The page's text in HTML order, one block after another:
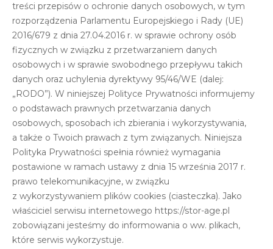
treści przepisów o ochronie danych osobowych, w tym
rozporządzenia Parlamentu Europejskiego i Rady (UE)
2016/679 z dnia 27.04.2016 r. w sprawie ochrony osób
fizycznych w związku z przetwarzaniem danych
osobowych i w sprawie swobodnego przepływu takich
danych oraz uchylenia dyrektywy 95/46/WE (dalej:
„RODO”). W niniejszej Polityce Prywatności informujemy
o podstawach prawnych przetwarzania danych
osobowych, sposobach ich zbierania i wykorzystywania,
a także o Twoich prawach z tym związanych. Niniejsza
Polityka Prywatności spełnia również wymagania
postawione w ramach ustawy z dnia 15 września 2017 r.
prawo telekomunikacyjne, w związku
z wykorzystywaniem plików cookies (ciasteczka). Jako
właściciel serwisu internetowego https://stor-age.pl
zobowiązani jesteśmy do informowania o ww. plikach,
które serwis wykorzystuje.